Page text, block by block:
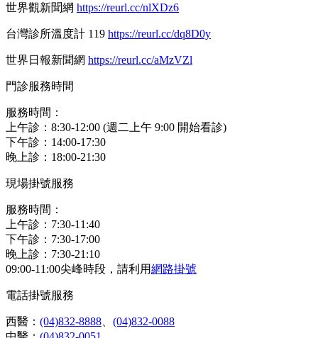
世界觀新聞網 https://reurl.cc/nlXDz6
台灣診所溫度計 119 https://reurl.cc/dq8D0y
世界日報新聞網 https://reurl.cc/aMzVZl
門診服務時間
服務時間：
上午診：8:30-12:00 (週二上午 9:00 開始看診)
下午診：14:00-17:30
晚上診：18:00-21:30
現場掛號服務
服務時間：
上午診：7:30-11:40
下午診：7:30-17:00
晚上診：7:30-21:10
09:00-11:00尖峰時段，請利用網路掛號
電話掛號服務
西醫： (04)832-8888
(04)832-0088